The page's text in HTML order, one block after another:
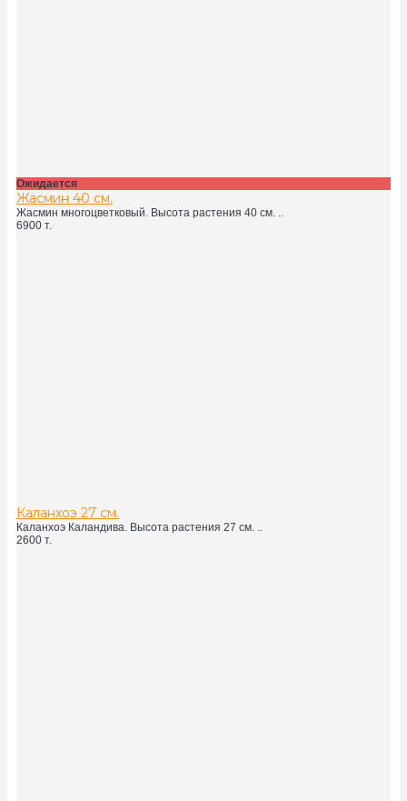
Ожидается
Жасмин 40 см.
Жасмин многоцветковый. Высота растения 40 см. ..
6900 т.
Каланхоэ 27 см.
Каланхоэ Каландива. Высота растения 27 см. ..
2600 т.